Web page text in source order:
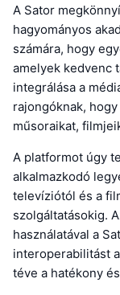
A Sator
hagyományos
számára, hogy
amelyek kedvenc
integrálása a
rajongóknak,
műsoraikat,
A platformot úgy
alkalmazkodó
televíziótól és a
szolgáltatásokig.
használatával a
interoperabilitást
téve a hatékony